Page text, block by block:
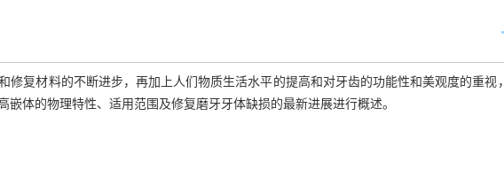
复材料的不断进步，再加上人们物质生活水平的提高和对牙齿的功能性和美观度的重视，
体的物理特性、适用范围及修复磨牙牙体缺损的最新进展进行概述。